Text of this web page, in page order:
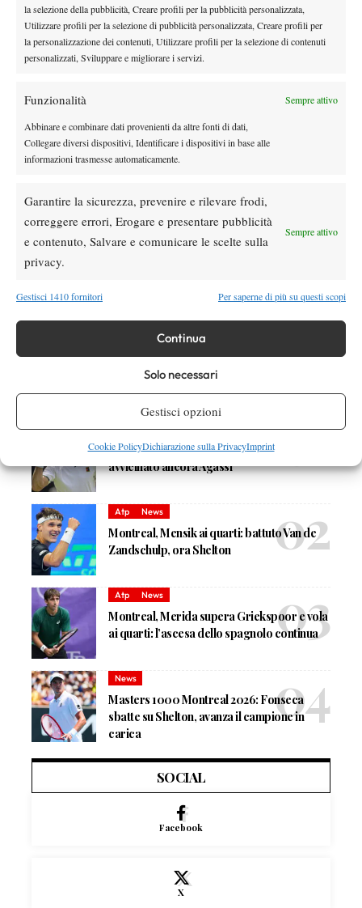
la selezione della pubblicità, Creare profili per la pubblicità personalizzata,
Utilizzare profili per la selezione di pubblicità personalizzata, Creare profili per
la personalizzazione dei contenuti, Utilizzare profili per la selezione di contenuti
personalizzati, Sviluppare e migliorare i servizi.
Funzionalità Sempre attivo
Abbinare e combinare dati provenienti da altre fonti di dati,
Collegare diversi dispositivi, Identificare i dispositivi in base alle
informazioni trasmesse automaticamente.
Garantire la sicurezza, prevenire e rilevare frodi,
correggere errori, Erogare e presentare pubblicità
e contenuto, Salvare e comunicare le scelte sulla
privacy.
Sempre attivo
Gestisci 1410 fornitori Per saperne di più su questi scopi
Continua
Solo necessari
Gestisci opzioni
Cookie PolicyDichiarazione sulla PrivacyImprint
sono soddisfatta del mio 2013 sino ad oggi, tra tornei junior e
manifestazioni “pro”. Credo di aver giocato bene sia a Prato
che a Santa Croce, dove ho perso con Debora Chiesa. Mi sento
migliorata nella gestione della partita, perché rispetto all’inizio
Per il resto, ovviamente, dovrò lavorare su ogni aspetto del mio
tennis.”
TAGGED:Carolina Pillot Intervista Matteo Evani
Nessun commento
per inviare un commento.
DI TENDENZA
Atp News
Sinner, 84 settimane da numero 1 ATP:
avvicinato ancora Agassi
Atp News
Montreal, Mensik ai quarti: battuto Van de
Zandschulp, ora Shelton
Atp News
Montreal, Merida supera Griekspoor e vola
ai quarti: l’ascesa dello spagnolo continua
News
Masters 1000 Montreal 2026: Fonseca
sbatte su Shelton, avanza il campione in
carica
SOCIAL
Facebook
X